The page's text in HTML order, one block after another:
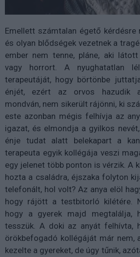
Emellett számtalan égető kérdésre
és olyan blődségek vezetnek a
ember nem tenne, pláne, aki
vagy horrort. A nyughatatlan
terapeutáját, hogy börtönbe
énjét, ezért az orvos hazudik
mondván, nem sikerült rájönni, ki
este azonban mégis felhívja az
igazat, és elmondja a gyilkos
énje tudat alatt belekapart a
terapeuta egyik kollégája veszi
egy jelenet több ponton is vérzik. A
hozta a családra, éjszaka folyton
telefonált, hol volt? Az anya elöl
hogy rájött a testbitorló kilétére.
hogy a gyerek majd megtalálja,
tesszük. A doki az anyát felhívta,
örökbefogadó kollégáját már nem,
kezelte a gyereket, de úgy tűnik,